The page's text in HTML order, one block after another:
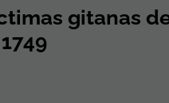
gitanas